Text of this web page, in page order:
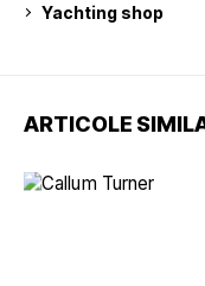
Yachting shop
ARTICOLE